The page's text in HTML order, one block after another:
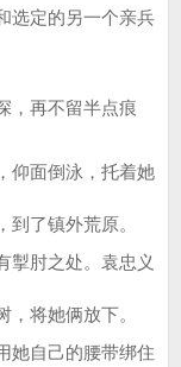
定的另一个亲兵
再不留半点痕
面倒泳，托着她
了镇外荒原。
肘之处。袁忠义
将她俩放下。
自己的腰带绑住